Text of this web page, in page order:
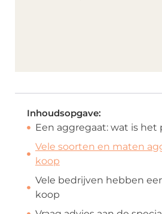
Inhoudsopgave:
Een aggregaat: wat is het
Vele soorten en maten
koop
Vele bedrijven hebben
koop